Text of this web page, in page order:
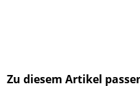
Zu diesem Artikel